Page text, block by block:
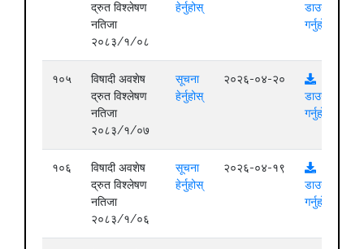
द्रुत विश्लेषण
नतिजा
२०८३/१/०८
हेर्नुहोस्
डाउनलोड
गर्नुहोस्
१०५
विषादी अवशेष
द्रुत विश्लेषण
नतिजा
२०८३/१/०७
सूचना
हेर्नुहोस्
२०२६-०४-२०
डाउनलोड
गर्नुहोस्
१०६
विषादी अवशेष
द्रुत विश्लेषण
नतिजा
२०८३/१/०६
सूचना
हेर्नुहोस्
२०२६-०४-१९
डाउनलोड
गर्नुहोस्